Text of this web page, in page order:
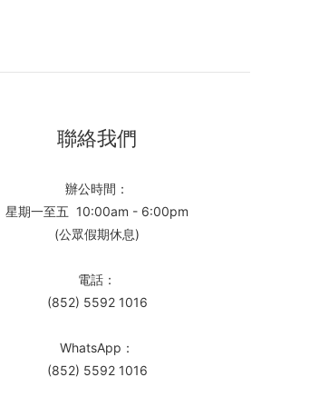
聯絡我們
辦公時間：
星期一至五 10:00am - 6:00pm
(公眾假期休息)
電話：
(852) 5592 1016
WhatsApp：
(852) 5592 1016